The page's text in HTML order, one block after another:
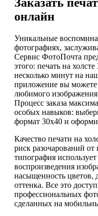
Заказать
онлайн
Уникальные
фотографиях,
Сервис ФотоПочта
этого: печать на
несколько минут на
приложение вы можете
любимого изображения
Процесс заказа
особых навыков:
формат 30х40 и
Качество печати на
риск разочарований
типография
воспроизведения
насыщенность цветов,
оттенка. Все это
профессиональных
сделанных на